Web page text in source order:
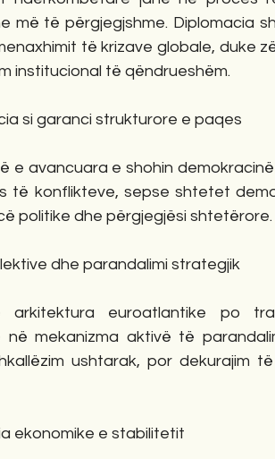
më të përgjegjshme. Diplomacia
të krizave globale, duke
institucional të qëndrueshëm.
si garanci strukturore e paqes
e avancuara e shohin
të konflikteve, sepse shtetet
politike dhe përgjegjësi shtetërore.
dhe parandalimi strategjik
arkitektura euroatlantike po
në mekanizma aktivë të
ushtarak, por dekurajim
ekonomike e stabilitetit